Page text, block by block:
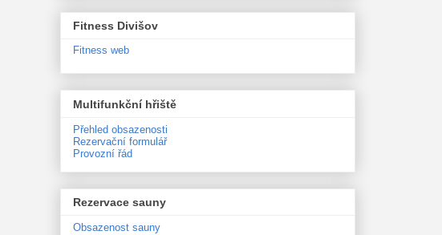
Fitness Divišov
Fitness web
Multifunkční hřiště
Přehled obsazenosti
Rezervační formulář
Provozní řád
Rezervace sauny
Obsazenost sauny